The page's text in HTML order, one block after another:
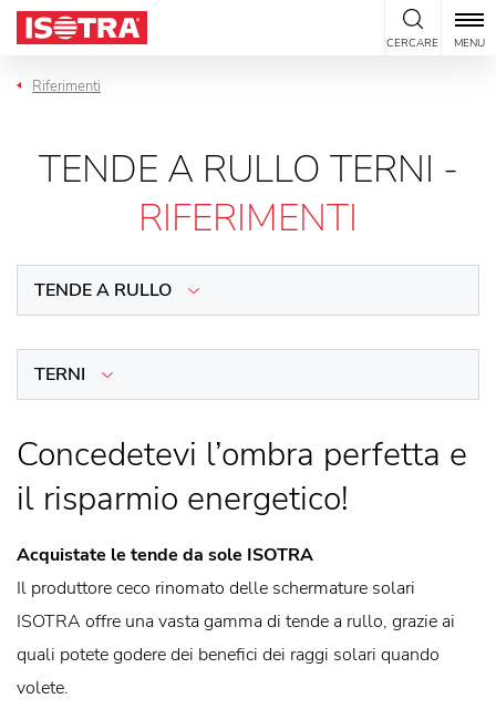
Vai al contenuto
CERCARE MENU
Riferimenti
TENDE A RULLO TERNI -
RIFERIMENTI
TENDE A RULLO
TERNI
Concedetevi l’ombra perfetta e
il risparmio energetico!
Acquistate le tende da sole ISOTRA
Il produttore ceco rinomato delle schermature solari
ISOTRA offre una vasta gamma di tende a rullo, grazie ai
quali potete godere dei benefici dei raggi solari quando
volete.